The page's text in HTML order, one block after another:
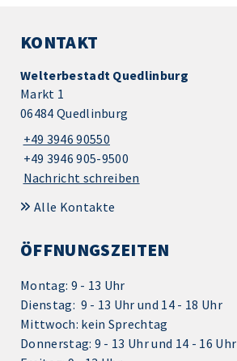
KONTAKT
Welterbestadt Quedlinburg
Markt 1
06484 Quedlinburg
+49 3946 90550
+49 3946 905-9500
Nachricht schreiben
Alle Kontakte
ÖFFNUNGSZEITEN
Montag: 9 - 13 Uhr
Dienstag: 9 - 13 Uhr und 14 - 18 Uhr
Mittwoch: kein Sprechtag
Donnerstag: 9 - 13 Uhr und 14 - 16 Uhr